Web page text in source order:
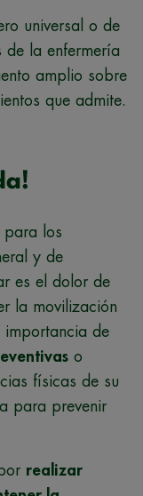
universal o de
de la enfermería
amplio sobre
que admite.
para los
y de
es el dolor de
la movilización
importancia de
o
físicas de su
para prevenir
realizar